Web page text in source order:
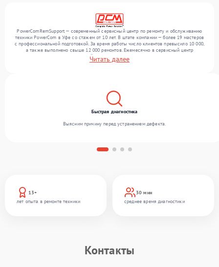
PowerComRemSupport — современный сервисный центр по ремонту и обслуживанию
техники PowerCom в Уфе со стажем от 10 лет. В штате компании — более 19 мастеров
с профессиональной подготовкой. За время работы число клиентов превысило 10 000,
а также выполнено свыше 12 000 ремонтов. Ежемесячно в сервисный центр
поступает более 300 обращений, включая , , . Мы выполняем ремонт различного
уровня сложности и гарантируем высокое качество обслуживания благодаря
Читать далее
13+
лет опыта в ремонте техники
30 мин
среднее время диагностики
Быстрая диагностика
Выясним причину перед устранением дефекта.
Контакты